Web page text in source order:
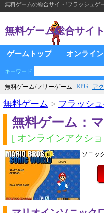
無料ゲームの総合サイト!フラッシュゲ
無料ゲーム総合サイト
ゲームトップ オンライ
キーワード
無料ゲーム/フリーゲーム RPG ア
無料ゲーム > フラッシ
無料ゲーム：
[ オンラインアクシ
ソニッ